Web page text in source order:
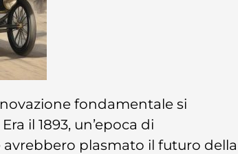
fondamentale si
il 1893, un’epoca di
plasmato il futuro della